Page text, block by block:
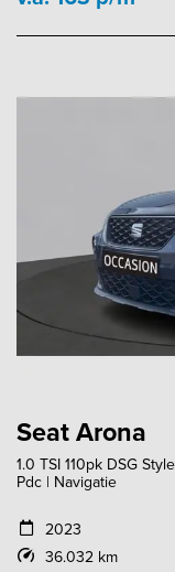
Seat Arona
1.0 TSI 110pk DSG
Pdc | Navigatie
2023
36.032 km